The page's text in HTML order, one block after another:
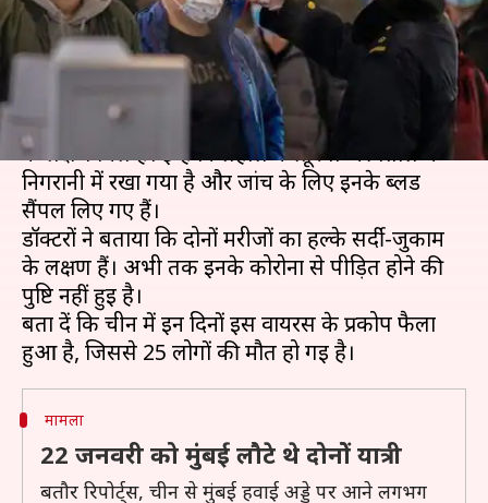
लेखन प्रमोद कुमार Jan 24, 2020 04:23 pm
चीन से मुंबई आए दो भारतीय नागरिकों में कोरोना वायरस
के लक्षण मिले हैं। इन्हें फिलहाल कस्तूरबा अस्पताल में
निगरानी में रखा गया है और जांच के लिए इनके ब्लड
सैंपल लिए गए हैं।
डॉक्टरों ने बताया कि दोनों मरीजों का हल्के सर्दी-जुकाम
के लक्षण हैं। अभी तक इनके कोरोना से पीड़ित होने की
पुष्टि नहीं हुई है।
बता दें कि चीन में इन दिनों इस वायरस के प्रकोप फैला
मामला
22 जनवरी को मुंबई लौटे थे दोनोें यात्री
बतौर रिपोर्ट्स, चीन से मुंबई हवाई अड्डे पर आने लगभग